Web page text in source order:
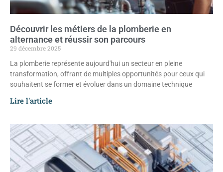
Découvrir les métiers de la plomberie en
alternance et réussir son parcours
29 décembre 2025
La plomberie représente aujourd'hui un secteur en pleine
transformation, offrant de multiples opportunités pour ceux qui
souhaitent se former et évoluer dans un domaine technique
Lire l'article